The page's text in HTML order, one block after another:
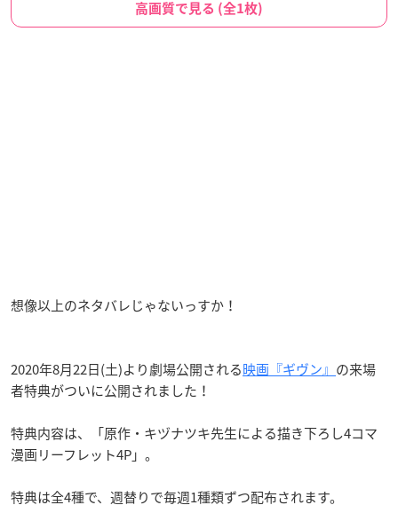
高画質で見る (全1枚)
想像以上のネタバレじゃないっすか！
2020年8月22日(土)より劇場公開される映画『ギヴン』 の来場
者特典がついに公開されました！
特典内容は、「原作・キヅナツキ先生による描き下ろし4コマ
漫画リーフレット4P」。
特典は全4種で、週替りで毎週1種類ずつ配布されます。